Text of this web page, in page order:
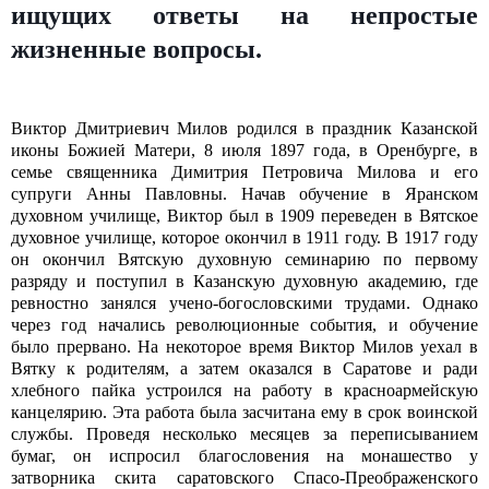
ищущих ответы на непростые
жизненные вопросы.
Виктор Дмитриевич Милов родился в праздник Казанской
иконы Божией Матери, 8 июля 1897 года, в Оренбурге, в
семье священника Димитрия Петровича Милова и его
супруги Анны Павловны. Начав обучение в Яранском
духовном училище, Виктор был в 1909 переведен в Вятское
духовное училище, которое окончил в 1911 году. В 1917 году
он окончил Вятскую духовную семинарию по первому
разряду и поступил в Казанскую духовную академию, где
ревностно занялся учено-богословскими трудами. Однако
через год начались революционные события, и обучение
было прервано. На некоторое время Виктор Милов уехал в
Вятку к родителям, а затем оказался в Саратове и ради
хлебного пайка устроился на работу в красноармейскую
канцелярию. Эта работа была засчитана ему в срок воинской
службы. Проведя несколько месяцев за переписыванием
бумаг, он испросил благословения на монашество у
затворника скита саратовского Спасо-Преображенского